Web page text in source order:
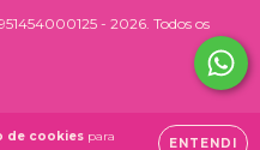
de cookies para
ENTENDI
- 2026. Todos os